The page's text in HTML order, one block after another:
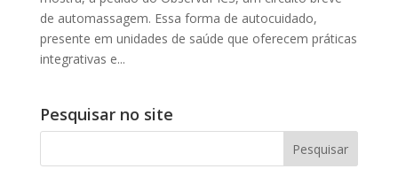
de automassagem. Essa forma de autocuidado,
presente em unidades de saúde que oferecem práticas
integrativas e...
Pesquisar no site